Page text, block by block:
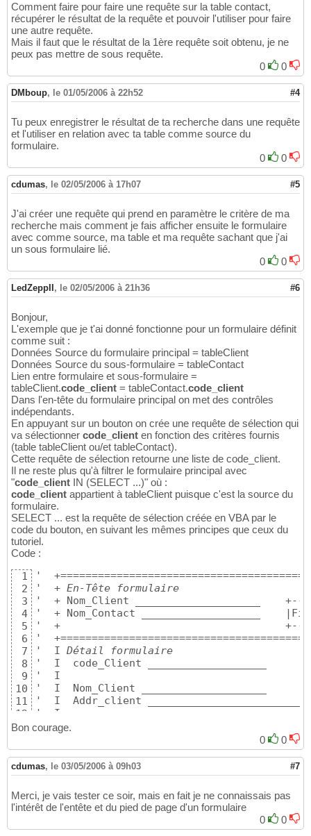
Comment faire pour faire une requête sur la table contact,
récupérer le résultat de la requête et pouvoir l'utiliser pour faire
une autre requête.
Mais il faut que le résultat de la 1ère requête soit obtenu, je ne
peux pas mettre de sous requête.
0
0
DMboup, le 01/05/2006 à 22h52 #4
Tu peux enregistrer le résultat de ta recherche dans une requête
et l'utiliser en relation avec ta table comme source du
formulaire.
0
0
cdumas, le 02/05/2006 à 17h07 #5
J'ai créer une requête qui prend en paramètre le critère de ma
recherche mais comment je fais afficher ensuite le formulaire
avec comme source, ma table et ma requête sachant que j'ai
un sous formulaire lié.
0
0
LedZeppII , le 02/05/2006 à 21h36 #6
Bonjour,
L'exemple que je t'ai donné fonctionne pour un formulaire définit
comme suit :
Données Source du formulaire principal = tableClient
Données Source du sous-formulaire = tableContact
Lien entre formulaire et sous-formulaire =
tableClient.code_client = tableContact.code_client
Dans l'en-tête du formulaire principal on met des contrôles
indépendants.
En appuyant sur un bouton on crée une requête de sélection qui
va sélectionner code_client en fonction des critères fournis
(table tableClient ou/et tableContact).
Cette requête de sélection retourne une liste de code_client.
Il ne reste plus qu'à filtrer le formulaire principal avec
"code_client IN (SELECT ...)" où :
code_client appartient à tableClient puisque c'est la source du
formulaire.
SELECT ... est la requête de sélection créée en VBA par le
code du bouton, en suivant les mêmes principes que ceux du
tutoriel.
Code :
1
2
3
4
5
6
7
8
9
10
11
12
13
15
16
17
18
19
20
21
'
'  + En-Tête formulaire
'  + Nom_Client
'  + Nom_Contact
'  +
'
'  I Détail formulaire
'  I  code_Client
'  I
'  I  Nom_Client
'  I  Addr_client
'  I
'  I  +--
'  I  | Nom_Contact
'  I  | Tel
'  I  |
'  I  |
'  I  | Tel
'  I  |
'  I  |
Bon courage.
0
0
cdumas, le 03/05/2006 à 09h03 #7
Merci, je vais tester ce soir, mais en fait je ne connaissais pas
l'intérêt de l'entête et du pied de page d'un formulaire
0
0